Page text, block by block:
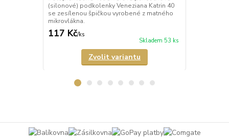
(silonové) podkolenky Veneziana Katrin 40
se zesílenou špičkou vyrobené z matného
mikrovlákna.
117 Kč/ks
Skladem 53 ks
Zvolit variantu